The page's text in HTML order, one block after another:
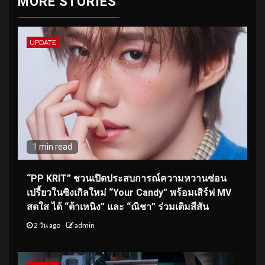
UPDATE
1 min read
“PP KRIT” ชวนเปิดประสบการณ์ความหวานซ่อน
เปรี้ยวในซิงเกิลใหม่ “Your Candy” พร้อมเสิร์ฟ MV
สดใส ได้ “ต้าเหนิง” และ “ณิชา” ร่วมเติมสีสัน
2 วัน ago admin